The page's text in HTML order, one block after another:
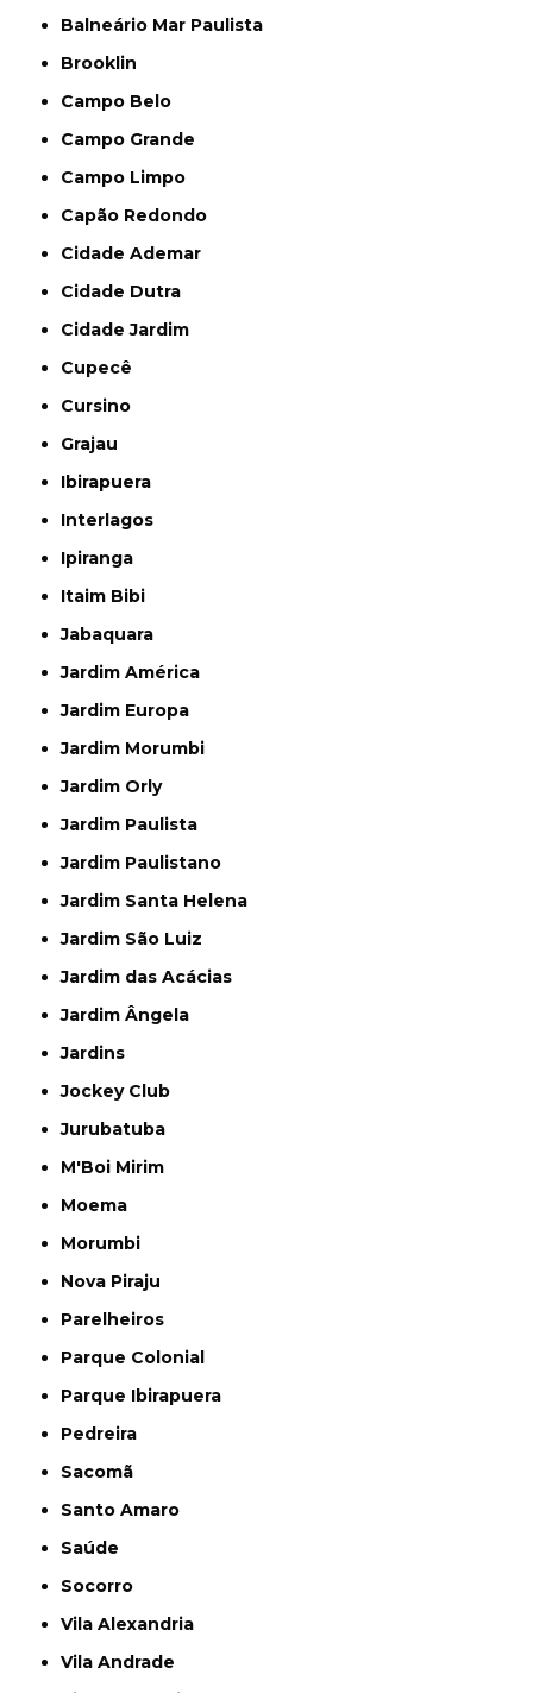
Balneário Mar Paulista
Brooklin
Campo Belo
Campo Grande
Campo Limpo
Capão Redondo
Cidade Ademar
Cidade Dutra
Cidade Jardim
Cupecê
Cursino
Grajau
Ibirapuera
Interlagos
Ipiranga
Itaim Bibi
Jabaquara
Jardim América
Jardim Europa
Jardim Morumbi
Jardim Orly
Jardim Paulista
Jardim Paulistano
Jardim Santa Helena
Jardim São Luiz
Jardim das Acácias
Jardim Ângela
Jardins
Jockey Club
Jurubatuba
M'Boi Mirim
Moema
Morumbi
Nova Piraju
Parelheiros
Parque Colonial
Parque Ibirapuera
Pedreira
Sacomã
Santo Amaro
Saúde
Socorro
Vila Alexandria
Vila Andrade